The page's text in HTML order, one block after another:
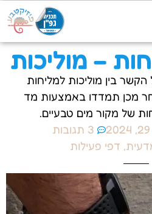
– מוליכות
בין מוליכות למליחות
מכן תמדדו באמצעות מד
של מקור מים טבעיים.
3 תגובות
, דפי פעילות